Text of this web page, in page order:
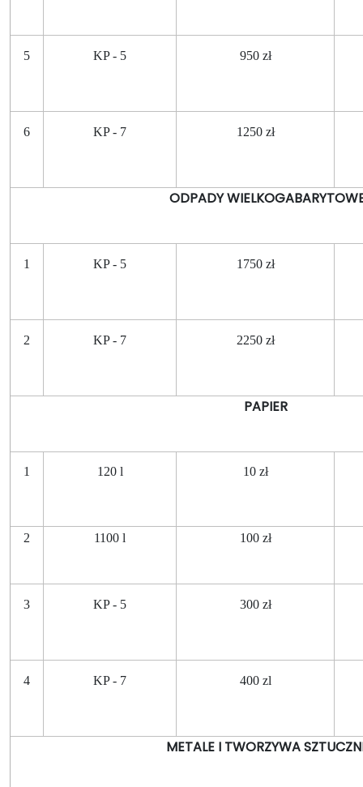
5 KP - 5 950 zł
6 KP - 7 1250 zł
ODPADY
1 KP - 5 1750 zł
2 KP - 7 2250 zł
PAPIER
1 120 l 10 zł
2 1100 l 100 zł
3 KP - 5 300 zł
4 KP - 7 400 zl
METALE I TWORZYWA